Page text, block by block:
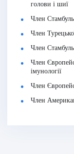
голови і шиї
Член
Член
Член
Член
імунології
Член
Член